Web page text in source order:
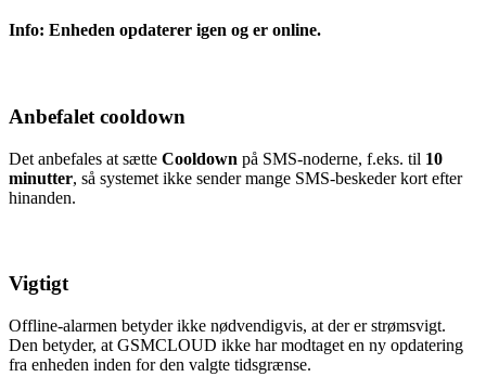
Info: Enheden opdaterer igen og er online.
Anbefalet cooldown
Det anbefales at sætte Cooldown på SMS-noderne, f.eks. til 10
minutter, så systemet ikke sender mange SMS-beskeder kort efter
hinanden.
Vigtigt
Offline-alarmen betyder ikke nødvendigvis, at der er strømsvigt.
Den betyder, at GSMCLOUD ikke har modtaget en ny opdatering
fra enheden inden for den valgte tidsgrænse.